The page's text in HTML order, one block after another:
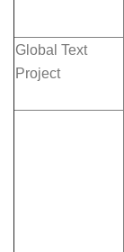
Global Text
Project